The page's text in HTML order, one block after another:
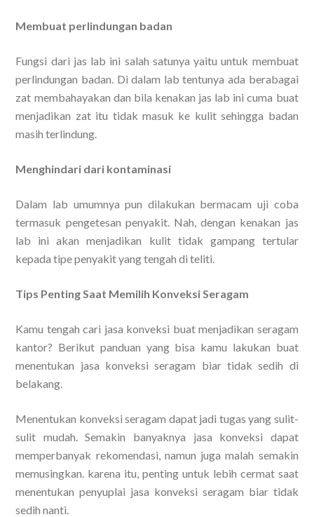
Membuat perlindungan badan
Fungsi dari jas lab ini salah satunya yaitu untuk membuat
perlindungan badan. Di dalam lab tentunya ada berabagai
zat membahayakan dan bila kenakan jas lab ini cuma buat
menjadikan zat itu tidak masuk ke kulit sehingga badan
masih terlindung.
Menghindari dari kontaminasi
Dalam lab umumnya pun dilakukan bermacam uji coba
termasuk pengetesan penyakit. Nah, dengan kenakan jas
lab ini akan menjadikan kulit tidak gampang tertular
kepada tipe penyakit yang tengah di teliti.
Tips Penting Saat Memilih Konveksi Seragam
Kamu tengah cari jasa konveksi buat menjadikan seragam
kantor? Berikut panduan yang bisa kamu lakukan buat
menentukan jasa konveksi seragam biar tidak sedih di
belakang.
Menentukan konveksi seragam dapat jadi tugas yang sulit-
sulit mudah. Semakin banyaknya jasa konveksi dapat
memperbanyak rekomendasi, namun juga malah semakin
memusingkan. karena itu, penting untuk lebih cermat saat
menentukan penyuplai jasa konveksi seragam biar tidak
sedih nanti.